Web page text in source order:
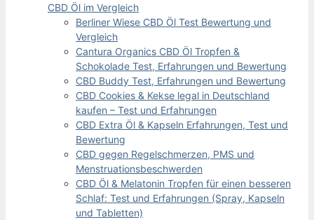
CBD Öl im Vergleich
Berliner Wiese CBD Öl Test Bewertung und
Vergleich
Cantura Organics CBD Öl Tropfen &
Schokolade Test, Erfahrungen und Bewertung
CBD Buddy Test, Erfahrungen und Bewertung
CBD Cookies & Kekse legal in Deutschland
kaufen – Test und Erfahrungen
CBD Extra Öl & Kapseln Erfahrungen, Test und
Bewertung
CBD gegen Regelschmerzen, PMS und
Menstruationsbeschwerden
CBD Öl & Melatonin Tropfen für einen besseren
Schlaf: Test und Erfahrungen (Spray, Kapseln
und Tabletten)